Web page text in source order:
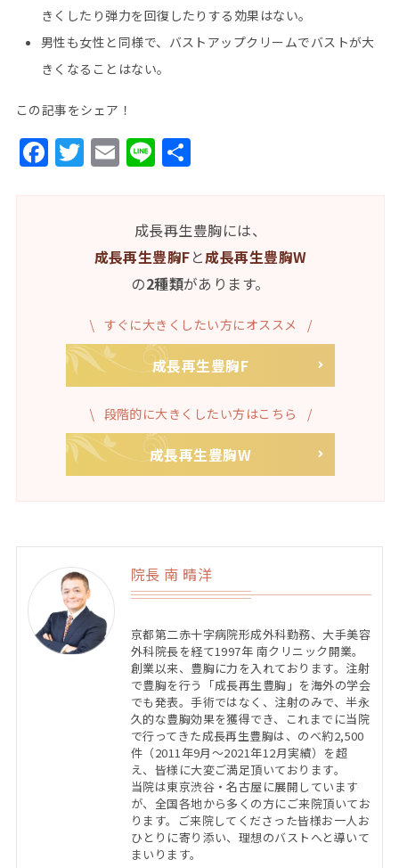
きくしたり弾力を回復したりする効果はない。
男性も女性と同様で、バストアップクリームでバストが大
きくなることはない。
この記事をシェア！
Facebook
Twitter
Email
Line共
成長再生豊胸には、
成長再生豊胸Fと成長再生豊胸W
の2種類があります。
すぐに大きくしたい方にオススメ
成長再生豊胸F
段階的に大きくしたい方はこちら
成長再生豊胸W
院長 南 晴洋
京都第二赤十字病院形成外科勤務、大手美容
外科院長を経て1997年 南クリニック開業。
創業以来、豊胸に力を入れております。注射
で豊胸を行う「成長再生豊胸」を海外の学会
でも発表。手術ではなく、注射のみで、半永
久的な豊胸効果を獲得でき、これまでに当院
で行ってきた成長再生豊胸は、のべ約2,500
件（2011年9月〜2021年12月実績）を超
え、皆様に大変ご満足頂いております。
当院は東京渋谷・名古屋に展開しています
が、全国各地から多くの方にご来院頂いてお
ります。ご来院してくださった皆様お一人お
ひとりに寄り添い、理想のバストへと導いて
まいります。